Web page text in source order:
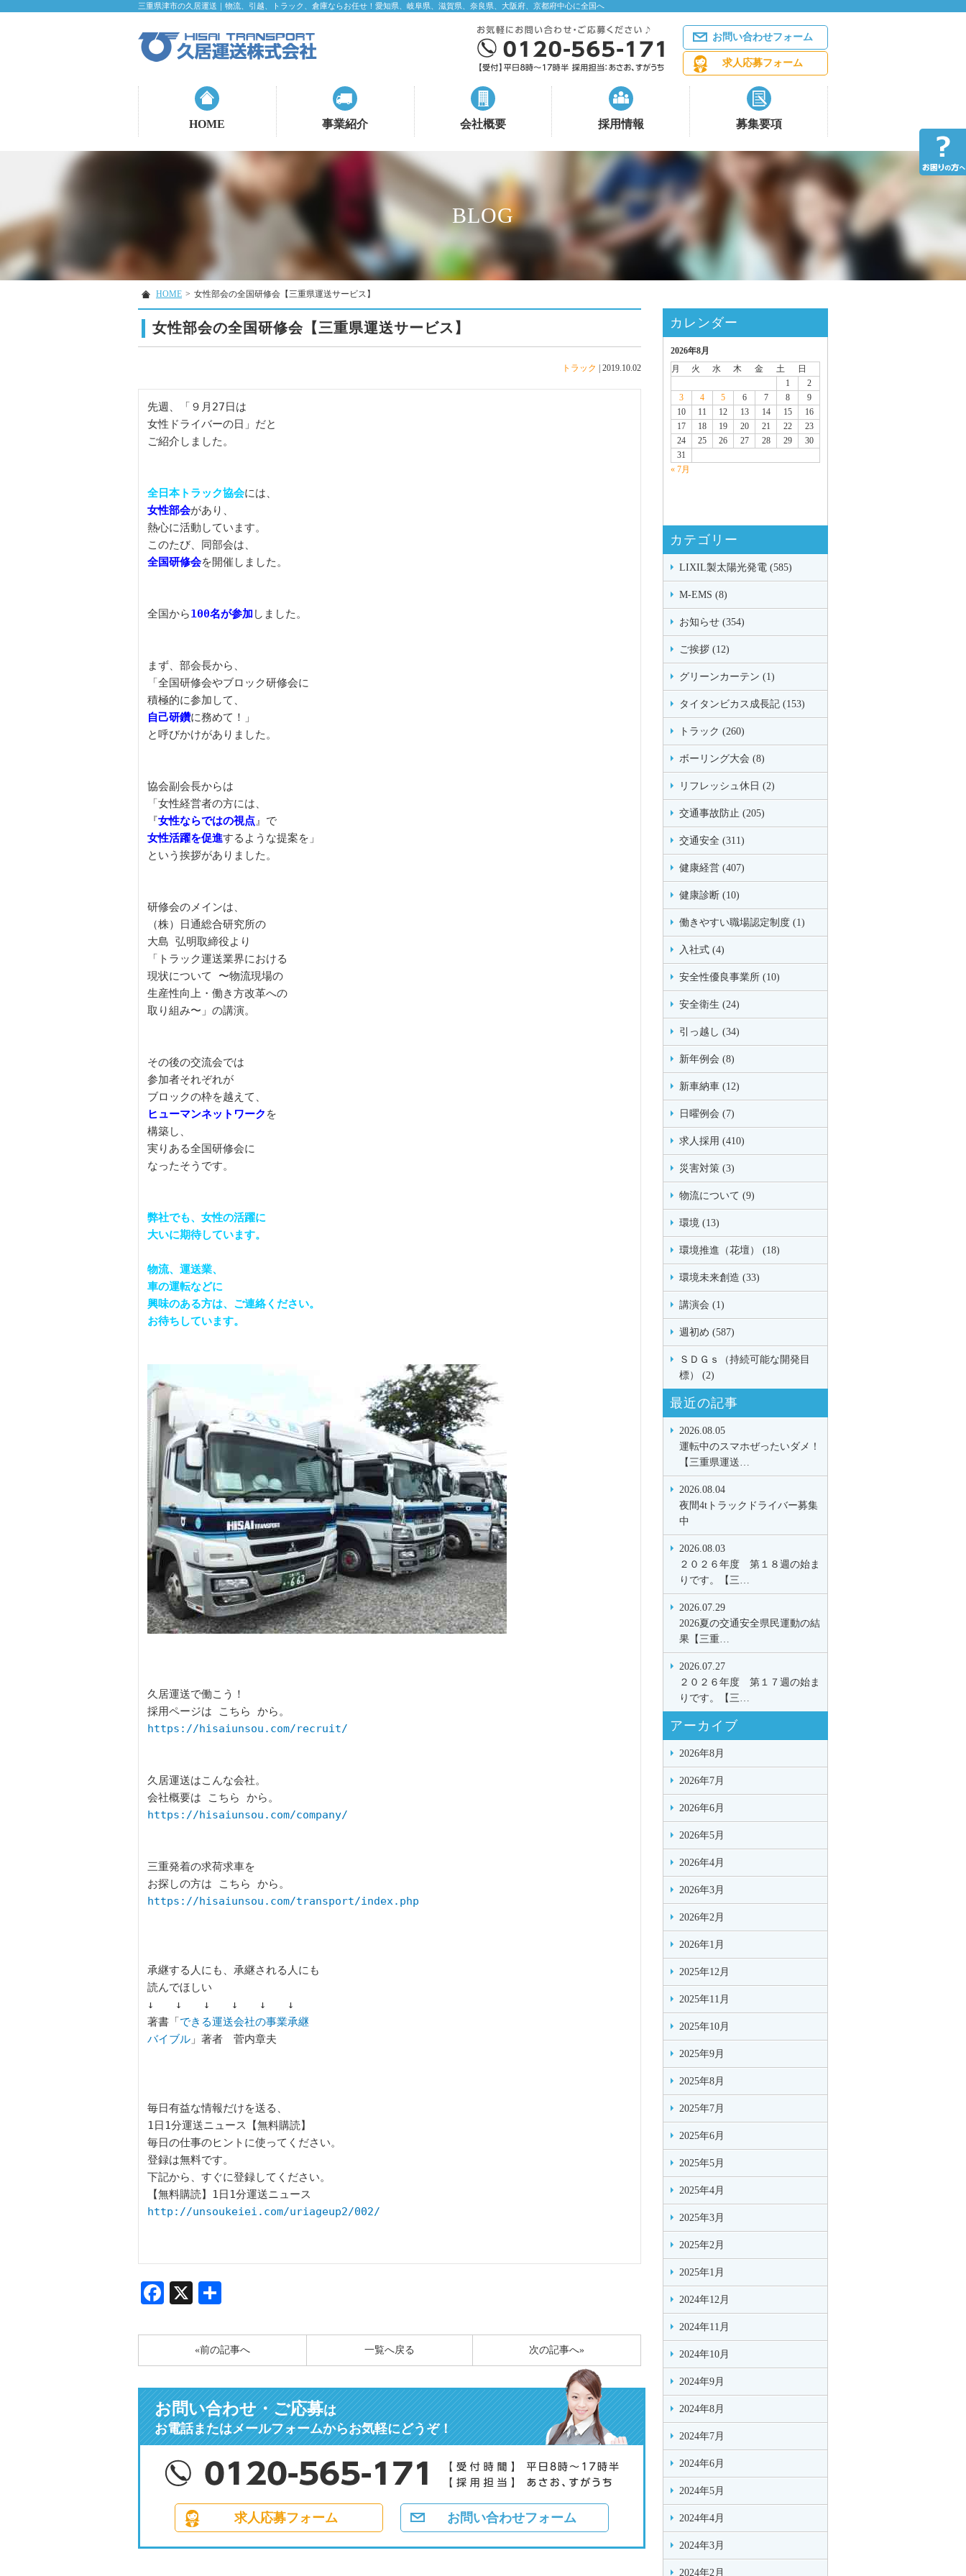
三重県津市の久居運送｜物流、引越、トラック、倉庫ならお任せ！愛知県、岐阜県、滋賀県、奈良県、大阪府、京都府中心に全国へ
お問い合わせフォーム
求人応募フォーム
HOME 事業紹介 会社概要 採用情報 募集要項
BLOG
HOME > 女性部会の全国研修会【三重県運送サービス】
女性部会の全国研修会【三重県運送サービス】
トラック 2019.10.02
先週、「９月27日は
女性ドライバーの日」だと
ご紹介しました。
全日本トラック協会
女性部会があり、
熱心に活動しています。
全国研修会を開催しました。
全国から100名が参加 しました。
まず、部会長から、
「全国研修会やブロック研修会に
自己研鑽に務めて！」
と呼びかけがありました。
協会副会長からは
「女性経営者の方には、
『女性ならではの視点
女性活躍を促進するような提案を」
という挨拶がありました。
研修会のメインは、
（株）日通総合研究所の
大島 弘明取締役より
「トラック運送業界における
現状について 〜物流現場の
生産性向上・働き方改革への
取り組み〜」の講演。
その後の交流会では
参加者それぞれが
ヒューマンネットワーク を
構築し、
実りある全国研修会に
なったそうです。
弊社でも、女性の活躍に
大いに期待しています。
物流、運送業、
車の運転などに
興味のある方は、ご連絡ください。
久居運送で働こう！
https://hisaiunsou.com/recruit/
久居運送はこんな会社。
https://hisaiunsou.com/company/
三重発着の求荷求車を
https://hisaiunsou.com/transport/index.php
承継する人にも、承継される人にも
読んでほしい
↓　　↓　　↓　　↓　　↓　　↓
著書「 できる運送会社の事業承継
バイブル 」著者　菅内章夫
毎日有益な情報だけを送る、
1日1分運送ニュース【無料購読】
毎日の仕事のヒントに使ってください。
登録は無料です。
下記から、すぐに登録してください。
http://unsoukeiei.com/uriageup2/002/
Facebook
X
«前の記事へ 次の記事へ»
一覧へ戻る
お問い合わせ・ご応募は
お電話またはメールフォームからお気軽にどうぞ！
求人応募フォーム お問い合わせフォーム
カレンダー
2026年8月
月
火 水 木 金 土
日
1
2
3
4 5 6 7 8
9
10
11 12 13 14 15
16
17
18 19 20 21 22
23
24
25 26 27 28 29
30
31
« 7月
カテゴリー
LIXIL製太陽光発電 (585)
M-EMS (8)
お知らせ (354)
ご挨拶 (12)
グリーンカーテン (1)
タイタンビカス成長記 (153)
トラック (260)
ボーリング大会 (8)
リフレッシュ休日 (2)
交通事故防止 (205)
交通安全 (311)
健康経営 (407)
健康診断 (10)
働きやすい職場認定制度 (1)
入社式 (4)
安全性優良事業所 (10)
安全衛生 (24)
引っ越し (34)
新年例会 (8)
新車納車 (12)
日曜例会 (7)
求人採用 (410)
災害対策 (3)
物流について (9)
環境 (13)
環境推進（花壇） (18)
環境未来創造 (33)
講演会 (1)
週初め (587)
ＳＤＧｓ（持続可能な開発目
標） (2)
最近の記事
2026.08.05
運転中のスマホぜったいダメ！
【三重県運送…
2026.08.04
夜間4tトラックドライバー募集
中
2026.08.03
２０２６年度 第１８週の始ま
りです。【三…
2026.07.29
2026夏の交通安全県民運動の結
果【三重…
2026.07.27
２０２６年度 第１７週の始ま
りです。【三…
アーカイブ
2026年8月
2026年7月
2026年6月
2026年5月
2026年4月
2026年3月
2026年2月
2026年1月
2025年12月
2025年11月
2025年10月
2025年9月
2025年8月
2025年7月
2025年6月
2025年5月
2025年4月
2025年3月
2025年2月
2025年1月
2024年12月
2024年11月
2024年10月
2024年9月
2024年8月
2024年7月
2024年6月
2024年5月
2024年4月
2024年3月
2024年2月